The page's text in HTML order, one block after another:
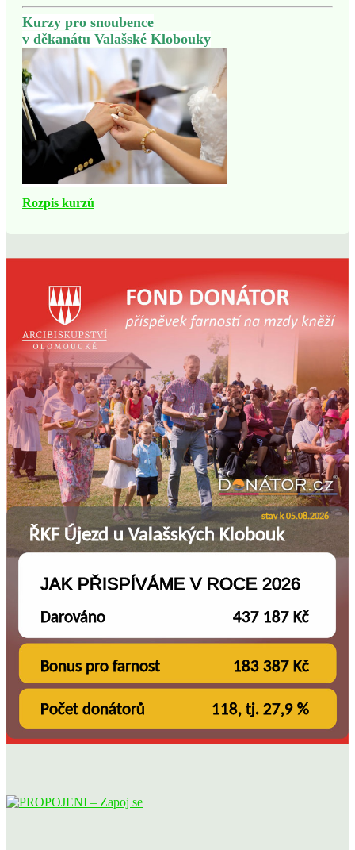
Kurzy pro snoubence
v děkanátu Valašské Klobouky
Rozpis kurzů